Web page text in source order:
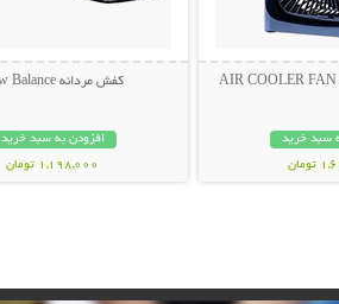
سبد خرید
کفش مردانه New Balance
افزودن به سبد خرید
1,198,000 تومان